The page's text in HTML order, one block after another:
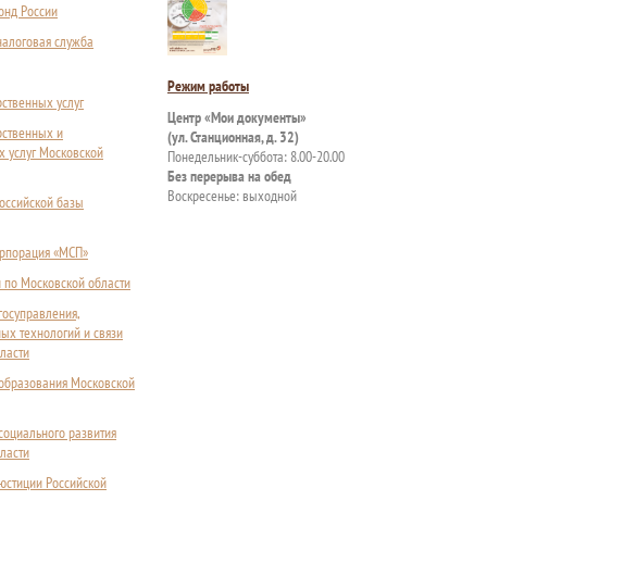
России
служба
услуг
и
услуг Московской
базы
«МСП»
Московской области
технологий и связи
Московской
развития
Российской
Режим работы
Центр «Мои документы»
(ул. Станционная, д. 32)
Понедельник-суббота: 8.00-20.00
Без перерыва на обед
Воскресенье: выходной
выплаты или пособия?